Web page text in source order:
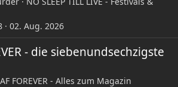
02. Aug. 2026
- die siebenundsechzigste
FOREVER - Alles zum Magazin